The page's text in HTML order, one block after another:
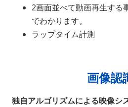
2画面並べて動画再生する
でわかります。
ラップタイム計測
画像認
独自アルゴリズムによる映像シ